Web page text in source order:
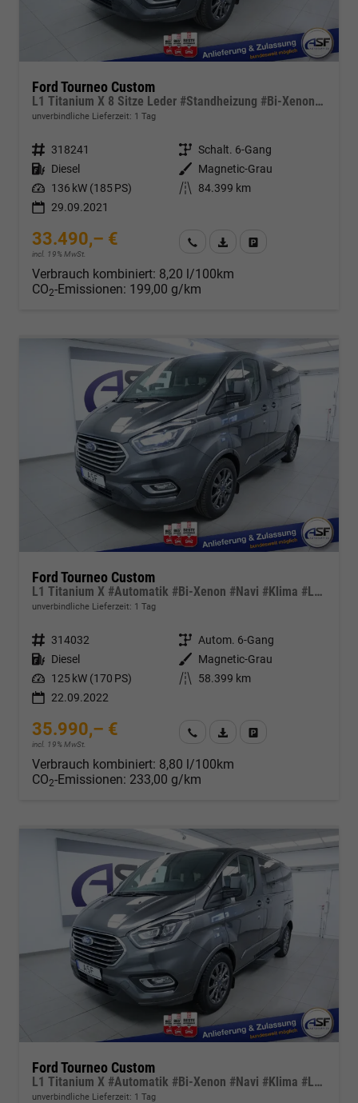
Ford Tourneo Custom
L1 Titanium X 8 Sitze Leder #Standheizung #Bi-Xenon #AHK #Tempomat
unverbindliche Lieferzeit: 1 Tag
Fahrzeugnr. 318241 Getriebe Schalt. 6-Gang
Kraftstoff Diesel Außenfarbe
Magnetic-Grau
Leistung 136 kW (185 PS) Kilometerstand
84.399 km
29.09.2021
33.490,– €
incl. 19% MwSt.
Wir rufen Sie anFahrzeugexposé (PDF)
Verbrauch kombiniert: 8,20 l/100km
CO2-Emissionen: 199,00 g/km
Ford Tourneo Custom
L1 Titanium X #Automatik #Bi-Xenon #Navi #Klima #Leder
unverbindliche Lieferzeit: 1 Tag
Fahrzeugnr. 314032 Getriebe Autom. 6-Gang
Kraftstoff Diesel Außenfarbe
Magnetic-Grau
Leistung 125 kW (170 PS) Kilometerstand
58.399 km
22.09.2022
35.990,– €
incl. 19% MwSt.
Wir rufen Sie anFahrzeugexposé (PDF)
Verbrauch kombiniert: 8,80 l/100km
CO2-Emissionen: 233,00 g/km
Ford Tourneo Custom
L1 Titanium X #Automatik #Bi-Xenon #Navi #Klima #Leder
unverbindliche Lieferzeit: 1 Tag